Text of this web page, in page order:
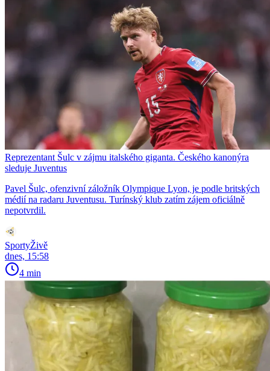
Reprezentant Šulc v zájmu italského giganta. Českého kanonýra
sleduje Juventus
Pavel Šulc, ofenzivní záložník Olympique Lyon, je podle britských
médií na radaru Juventusu. Turínský klub zatím zájem oficiálně
nepotvrdil.
SportyŽivě
dnes, 15:58
4 min